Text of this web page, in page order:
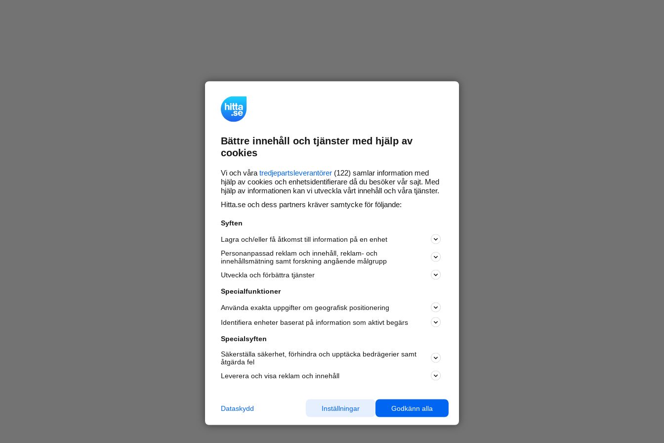
Bättre innehåll och tjänster med hjälp av
cookies
Vi och våra tredjepartsleverantörer (122) samlar information med
hjälp av cookies och enhetsidentifierare då du besöker vår sajt. Med
hjälp av informationen kan vi utveckla vårt innehåll och våra tjänster.
Hitta.se och dess partners kräver samtycke för följande:
Syften
Lagra och/eller få åtkomst till information på en enhet
Personanpassad reklam och innehåll, reklam- och
innehållsmätning samt forskning angående målgrupp
Utveckla och förbättra tjänster
Specialfunktioner
Använda exakta uppgifter om geografisk positionering
Identifiera enheter baserat på information som aktivt begärs
Specialsyften
Säkerställa säkerhet, förhindra och upptäcka bedrägerier samt
åtgärda fel
Leverera och visa reklam och innehåll
Godkänn alla
Inställningar
Dataskydd